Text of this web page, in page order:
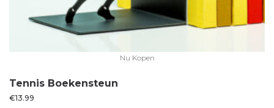
Nu Kopen
Tennis Boekensteun
€13.99